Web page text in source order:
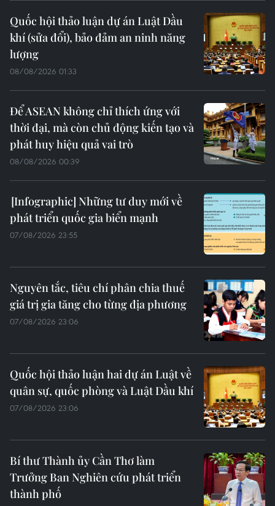
Quốc hội thảo luận dự án Luật Dầu
khí (sửa đổi), bảo đảm an ninh năng
lượng
08/08/2026 01:33
Để ASEAN không chỉ thích ứng với
thời đại, mà còn chủ động kiến tạo và
phát huy hiệu quả vai trò
08/08/2026 00:39
Những tư duy mới về
phát triển quốc gia biển mạnh
07/08/2026 23:55
Nguyên tắc, tiêu chí phân chia thuế
giá trị gia tăng cho từng địa phương
07/08/2026 23:06
Quốc hội thảo luận hai dự án Luật về
quân sự, quốc phòng và Luật Dầu khí
07/08/2026 23:06
Bí thư Thành ủy Cần Thơ làm
Trưởng Ban Nghiên cứu phát triển
thành phố